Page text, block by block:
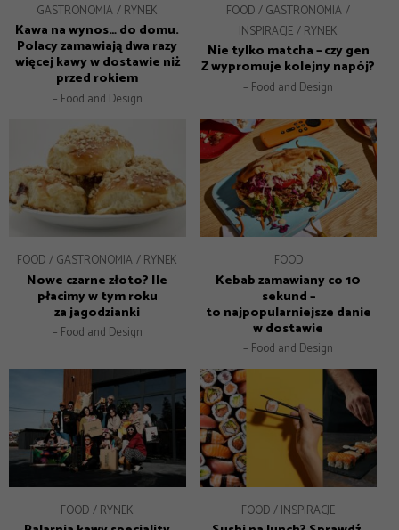
GASTRONOMIA RYNEK
Kawa na wynos… do domu.
Polacy zamawiają dwa razy
więcej kawy w dostawie niż
przed rokiem
– Food and Design
FOOD
GASTRONOMIA
INSPIRACJE
RYNEK
Nie tylko matcha – czy gen
Z wypromuje kolejny napój?
– Food and Design
FOOD GASTRONOMIA RYNEK
Nowe czarne złoto? Ile
płacimy w tym roku
za jagodzianki
– Food and Design
FOOD
Kebab zamawiany co 10
sekund –
to najpopularniejsze danie
w dostawie
– Food and Design
FOOD RYNEK FOOD INSPIRACJE